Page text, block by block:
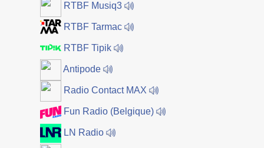
RTBF Musiq3
RTBF Tarmac
RTBF Tipik
Antipode
Radio Contact MAX
Fun Radio (Belgique)
LN Radio